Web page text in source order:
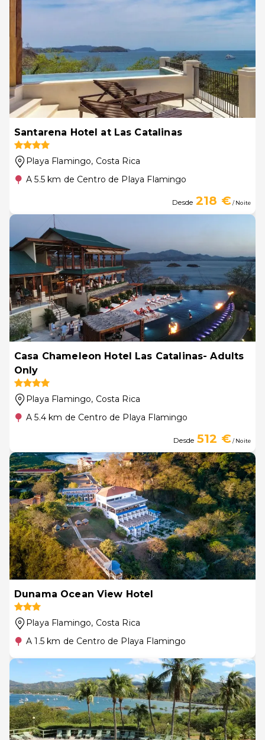
Santarena Hotel at Las Catalinas
Playa Flamingo, Costa Rica
A 5.5 km de Centro de Playa Flamingo
Desde 218 €/ Noite
Casa Chameleon Hotel Las Catalinas- Adults
Only
Playa Flamingo, Costa Rica
A 5.4 km de Centro de Playa Flamingo
Desde 512 €/ Noite
Dunama Ocean View Hotel
Playa Flamingo, Costa Rica
A 1.5 km de Centro de Playa Flamingo